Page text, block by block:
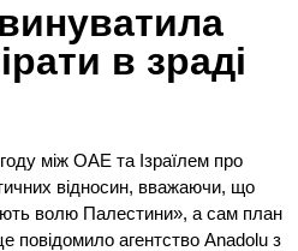
в зраді
між ОАЕ та Ізраїлем про
відносин, вважаючи, що
волю Палестини», а сам план
повідомило агентство Anadolu з